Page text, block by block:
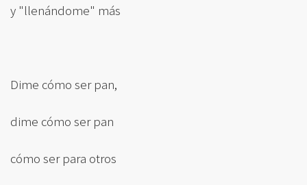
y "llenándome" más
Dime cómo ser pan,
dime cómo ser pan
cómo ser para otros